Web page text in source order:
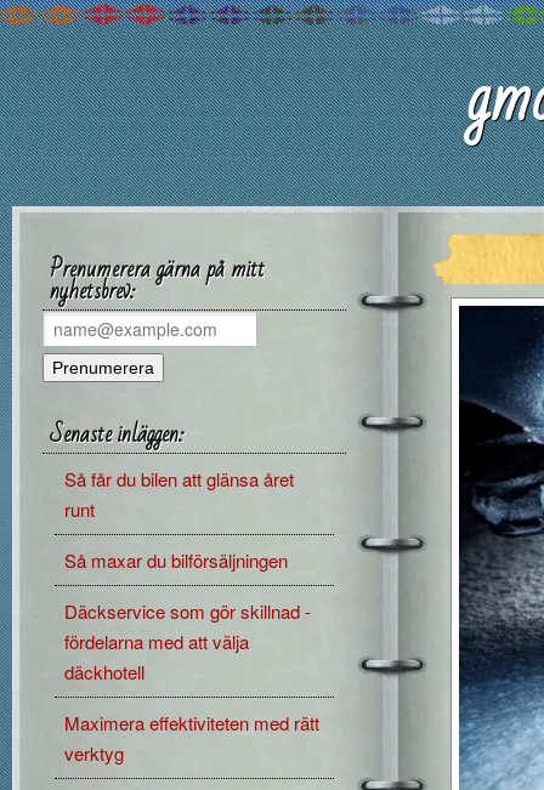
Prenumerera gärna på mitt
nyhetsbrev:
Senaste inläggen:
Så får du bilen att glänsa året
runt
Så maxar du bilförsäljningen
Däckservice som gör skillnad -
fördelarna med att välja
däckhotell
Maximera effektiviteten med rätt
verktyg